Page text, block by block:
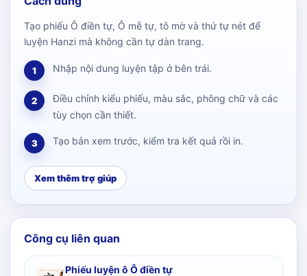
Tạo phiếu Ô điền tự, Ô mễ tự, tô mờ và thứ tự nét để
luyện Hanzi mà không cần tự dàn trang.
1 Nhập nội dung luyện tập ở bên trái.
2
Điều chỉnh kiểu phiếu, màu sắc, phông chữ và các
tùy chọn cần thiết.
3 Tạo bản xem trước, kiểm tra kết quả rồi in.
Xem thêm trợ giúp
Công cụ liên quan
Phiếu luyện ô Ô điền tự